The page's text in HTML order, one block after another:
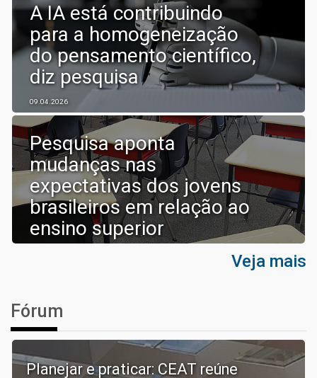
A IA está contribuindo
para a homogeneização
do pensamento científico,
diz pesquisa
09.04.2026
Pesquisa aponta
mudanças nas
expectativas dos jovens
brasileiros em relação ao
ensino superior
Veja mais
Fórum
Planejar e praticar: CEAT reúne